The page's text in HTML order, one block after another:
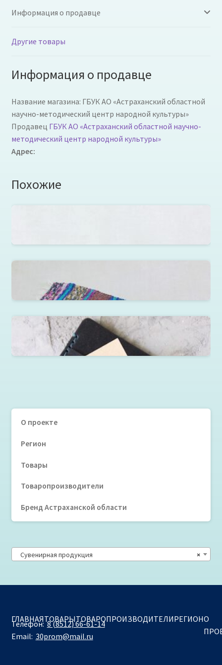
Информация о продавце
Другие товары
Информация о продавце
Название магазина: ГБУК АО «Астраханский областной
научно-методический центр народной культуры»
Продавец ГБУК АО «Астраханский областной научно-
методический центр народной культуры»
Адрес:
Похожие
«Тканная дорожка»
Микрокошелек
О проекте
Регион
Товары
Товаропроизводители
Бренд Астраханской области
×
Сувенирная продукция
ГЛАВНАЯТОВАРЫТОВАРОПРОИЗВОДИТЕЛИРЕГИОНО
Телефон:8 (8512) 66-61-14
Email: 30prom@mail.ru